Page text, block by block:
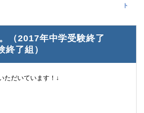
ト
（2017年中学受験終了
終了組）
ただいています！↓